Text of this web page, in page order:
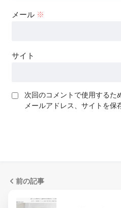
メール ※
サイト
次回のコメントで使用するた
メールアドレス、サイトを保
前の記事